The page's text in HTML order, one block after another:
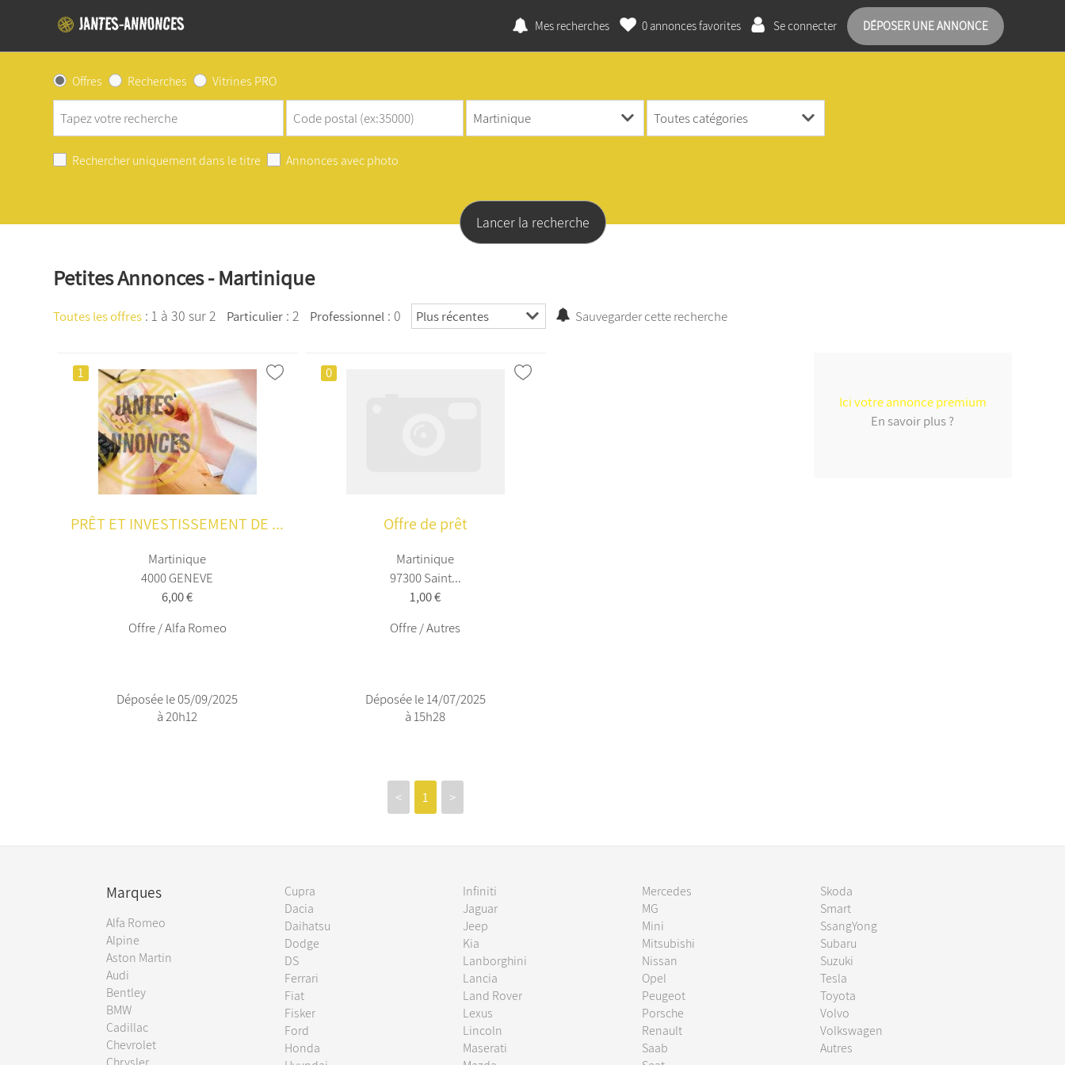
Mes recherches 0annonces favorites Se connecter DÉPOSER UNE ANNONCE
Offres Recherches Vitrines PRO
Rechercher uniquement dans le titre Annonces avec photo
Petites Annonces - Martinique
Toutes les offres : 1 à 30 sur 2 Particulier : 2 Professionnel : 0 Sauvegarder cette recherche
1
PRÊT ET INVESTISSEMENT DE ...
Martinique
4000 GENEVE
6,00 €
Offre / Alfa Romeo
Déposée le 05/09/2025
à 20h12
0
Offre de prêt
Martinique
97300 Saint...
1,00 €
Offre / Autres
Déposée le 14/07/2025
à 15h28
< 1 >
Ici votre annonce premium
En savoir plus ?
Marques
Alfa Romeo
Alpine
Aston Martin
Audi
Bentley
BMW
Cadillac
Chevrolet
Cupra
Dacia
Daihatsu
Dodge
DS
Ferrari
Fiat
Fisker
Ford
Honda
Infiniti
Jaguar
Jeep
Kia
Lanborghini
Lancia
Land Rover
Lexus
Lincoln
Maserati
Mercedes
MG
Mini
Mitsubishi
Nissan
Opel
Peugeot
Porsche
Renault
Saab
Skoda
Smart
SsangYong
Subaru
Suzuki
Tesla
Toyota
Volvo
Volkswagen
Autres